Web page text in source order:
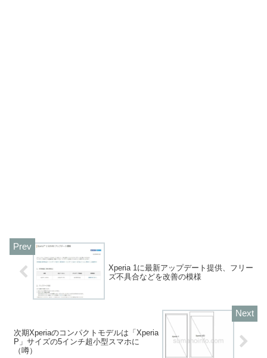
Xperia 1に最新アップデート提供、フリー
ズ不具合などを改善の模様
次期Xperiaのコンパクトモデルは「Xperia
P」サイズの5インチ超小型スマホに
（噂）